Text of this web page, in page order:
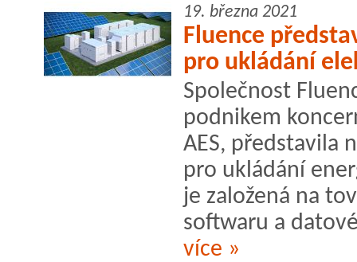
19. března 2021
Fluence
pro ukládání
Společnost
podnikem
AES, představila
pro ukládání
je založená na
softwaru a
více »